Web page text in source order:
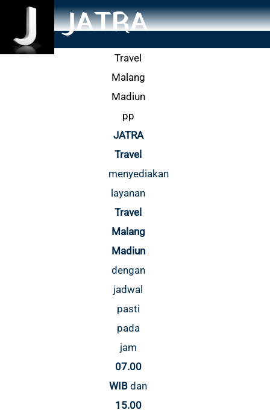
JATRA
Travel
Malang
Madiun
pp
JATRA
Travel
menyediakan
layanan
Travel
Malang
Madiun
dengan
jadwal
pasti
pada
jam
07.00
WIB dan
15.00